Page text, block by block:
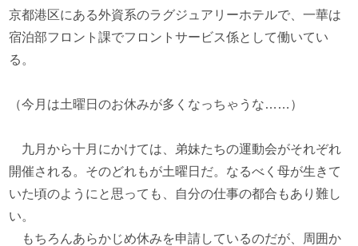
京都港区にある外資系のラグジュアリーホテルで、一華は
宿泊部フロント課でフロントサービス係として働いてい
る。
（今月は土曜日のお休みが多くなっちゃうな……）
九月から十月にかけては、弟妹たちの運動会がそれぞれ
開催される。そのどれもが土曜日だ。なるべく母が生きて
いた頃のようにと思っても、自分の仕事の都合もあり難し
い。
もちろんあらかじめ休みを申請しているのだが、周囲か